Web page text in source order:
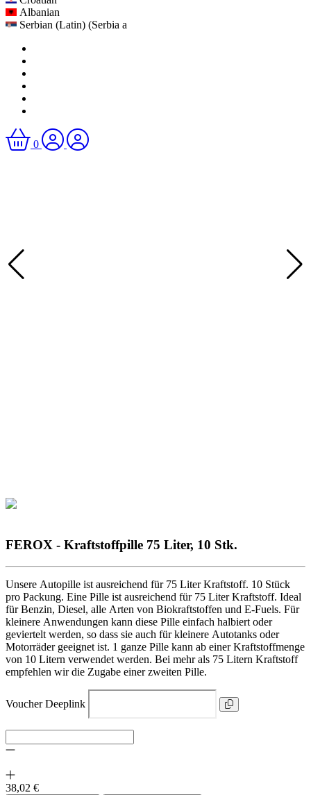
Albanian
Serbian (Latin) (Serbia a
0
FEROX - Kraftstoffpille 75 Liter, 10 Stk.
Unsere Autopille ist ausreichend für 75 Liter Kraftstoff. 10 Stück
pro Packung. Eine Pille ist ausreichend für 75 Liter Kraftstoff. Ideal
für Benzin, Diesel, alle Arten von Biokraftstoffen und E-Fuels. Für
kleinere Anwendungen kann diese Pille einfach halbiert oder
geviertelt werden, so dass sie auch für kleinere Autotanks oder
Motorräder geeignet ist. 1 ganze Pille kann ab einer Kraftstoffmenge
von 10 Litern verwendet werden. Bei mehr als 75 Litern Kraftstoff
empfehlen wir die Zugabe einer zweiten Pille.
Voucher Deeplink
38,02 €